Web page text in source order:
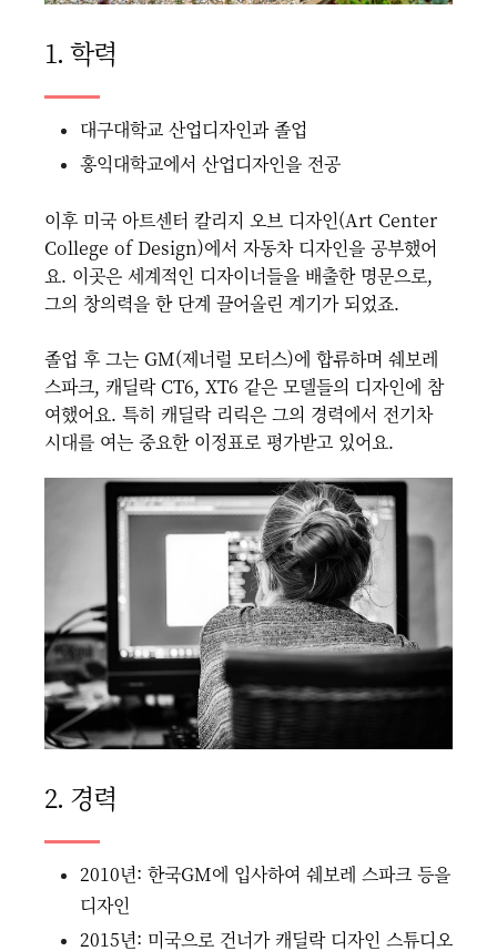
1. 학력
대구대학교 산업디자인과 졸업
홍익대학교에서 산업디자인을 전공
이후 미국 아트센터 칼리지 오브 디자인(Art Center
College of Design)에서 자동차 디자인을 공부했어
요. 이곳은 세계적인 디자이너들을 배출한 명문으로,
그의 창의력을 한 단계 끌어올린 계기가 되었죠.
졸업 후 그는 GM(제너럴 모터스)에 합류하며 쉐보레
스파크, 캐딜락 CT6, XT6 같은 모델들의 디자인에 참
여했어요. 특히 캐딜락 리릭은 그의 경력에서 전기차
시대를 여는 중요한 이정표로 평가받고 있어요.
2. 경력
2010년: 한국GM에 입사하여 쉐보레 스파크 등을
디자인
2015년: 미국으로 건너가 캐딜락 디자인 스튜디오